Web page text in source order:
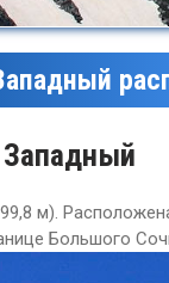
м).
Большого